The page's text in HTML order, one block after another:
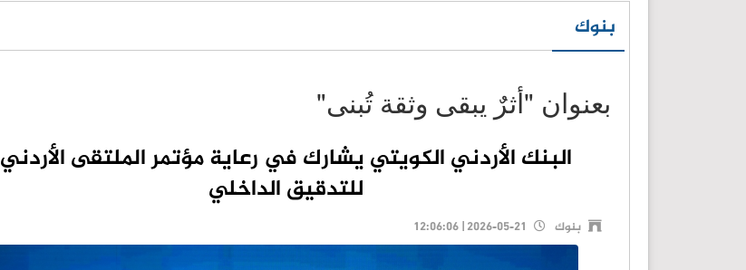
بنوك
بعنوان "أثرٌ يبقى وثقة تُبنى"
البنك الأردني الكويتي يشارك في رعاية مؤتمر الملتقى الأردني
للتدقيق الداخلي
بنوك